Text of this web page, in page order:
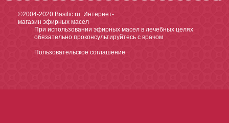
©2004-2020 Basilic.ru: Интернет-
магазин эфирных масел
При использовании эфирных масел в лечебных целях
обязательно проконсультируйтесь с врачом
Пользовательское соглашение